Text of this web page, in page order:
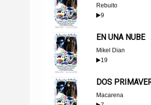
Rebuito
9
EN UNA NUBE
Mikel Dian
19
DOS
Macarena